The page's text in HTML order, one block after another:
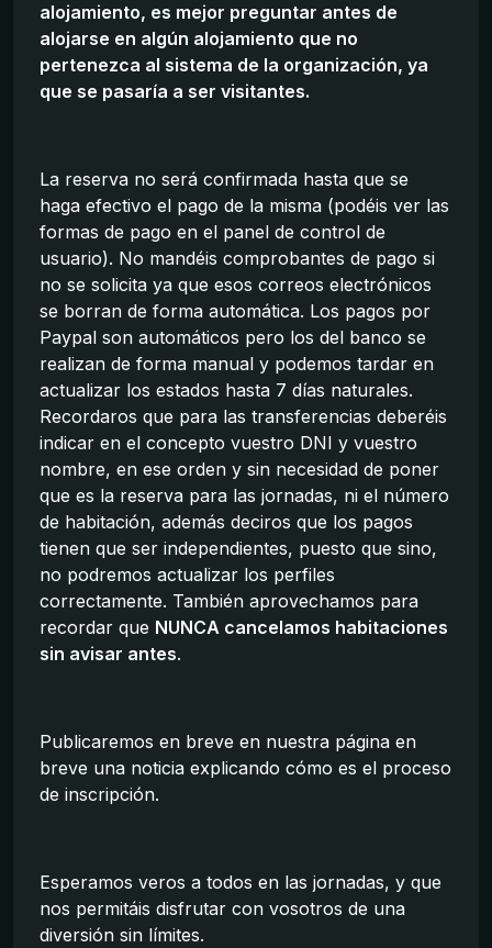
alojamiento, es mejor preguntar antes de
alojarse en algún alojamiento que no
pertenezca al sistema de la organización, ya
que se pasaría a ser visitantes.
La reserva no será confirmada hasta que se
haga efectivo el pago de la misma (podéis ver las
formas de pago en el panel de control de
usuario). No mandéis comprobantes de pago si
no se solicita ya que esos correos electrónicos
se borran de forma automática. Los pagos por
Paypal son automáticos pero los del banco se
realizan de forma manual y podemos tardar en
actualizar los estados hasta 7 días naturales.
Recordaros que para las transferencias deberéis
indicar en el concepto vuestro DNI y vuestro
nombre, en ese orden y sin necesidad de poner
que es la reserva para las jornadas, ni el número
de habitación, además deciros que los pagos
tienen que ser independientes, puesto que sino,
no podremos actualizar los perfiles
correctamente. También aprovechamos para
recordar que NUNCA cancelamos habitaciones
sin avisar antes.
Publicaremos en breve en nuestra página en
breve una noticia explicando cómo es el proceso
de inscripción.
Esperamos veros a todos en las jornadas, y que
nos permitáis disfrutar con vosotros de una
diversión sin límites.